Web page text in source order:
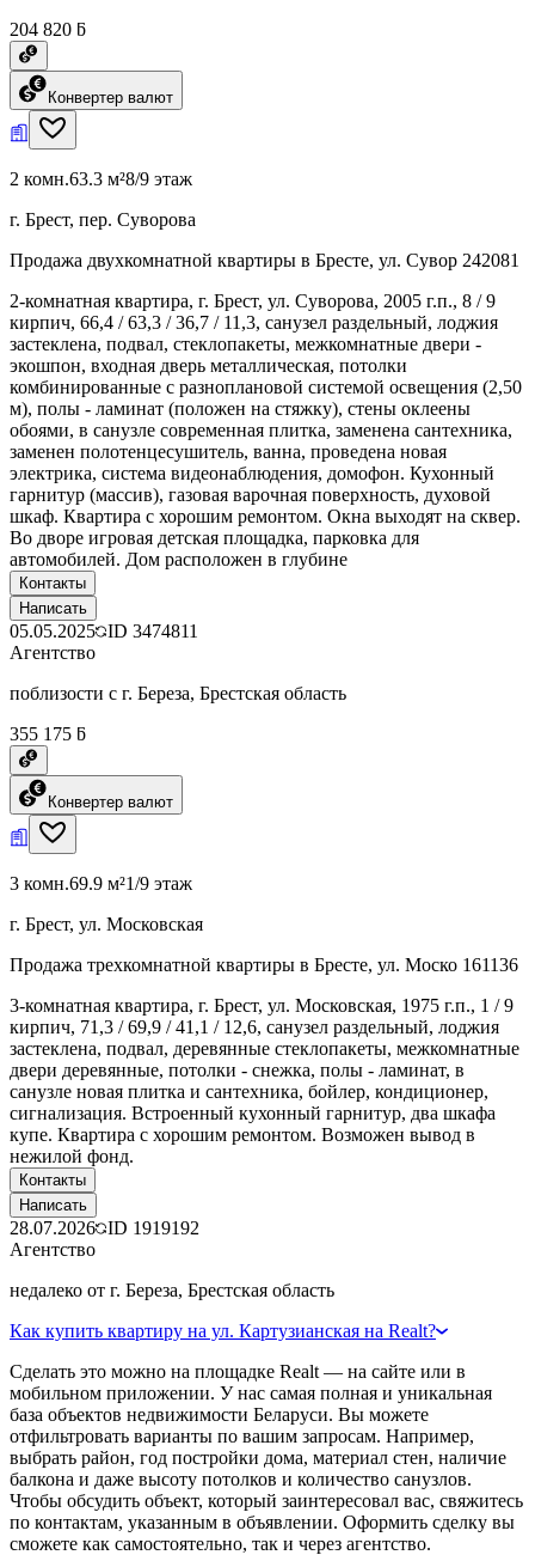
204 820 ƃ
Конвертер валют
2 комн.63.3 м²8/9 этаж
г. Брест, пер. Суворова
Продажа двухкомнатной квартиры в Бресте, ул. Сувор 242081
2-комнатная квартира, г. Брест, ул. Суворова, 2005 г.п., 8 / 9
кирпич, 66,4 / 63,3 / 36,7 / 11,3, санузел раздельный, лоджия
застеклена, подвал, стеклопакеты, межкомнатные двери -
экошпон, входная дверь металлическая, потолки
комбинированные с разноплановой системой освещения (2,50
м), полы - ламинат (положен на стяжку), стены оклеены
обоями, в санузле современная плитка, заменена сантехника,
заменен полотенцесушитель, ванна, проведена новая
электрика, система видеонаблюдения, домофон. Кухонный
гарнитур (массив), газовая варочная поверхность, духовой
шкаф. Квартира с хорошим ремонтом. Окна выходят на сквер.
Во дворе игровая детская площадка, парковка для
автомобилей. Дом расположен в глубине
Контакты
Написать
05.05.2025 ID 3474811
Агентство
поблизости с г. Береза, Брестская область
355 175 ƃ
Конвертер валют
3 комн.69.9 м²1/9 этаж
г. Брест, ул. Московская
Продажа трехкомнатной квартиры в Бресте, ул. Моско 161136
3-комнатная квартира, г. Брест, ул. Московская, 1975 г.п., 1 / 9
кирпич, 71,3 / 69,9 / 41,1 / 12,6, санузел раздельный, лоджия
застеклена, подвал, деревянные стеклопакеты, межкомнатные
двери деревянные, потолки - снежка, полы - ламинат, в
санузле новая плитка и сантехника, бойлер, кондиционер,
сигнализация. Встроенный кухонный гарнитур, два шкафа
купе. Квартира с хорошим ремонтом. Возможен вывод в
нежилой фонд.
Контакты
Написать
28.07.2026 ID 1919192
Агентство
недалеко от г. Береза, Брестская область
Как купить квартиру на ул. Картузианская на Realt?
Сделать это можно на площадке Realt — на сайте или в
мобильном приложении. У нас самая полная и уникальная
база объектов недвижимости Беларуси. Вы можете
отфильтровать варианты по вашим запросам. Например,
выбрать район, год постройки дома, материал стен, наличие
балкона и даже высоту потолков и количество санузлов.
Чтобы обсудить объект, который заинтересовал вас, свяжитесь
по контактам, указанным в объявлении. Оформить сделку вы
сможете как самостоятельно, так и через агентство.